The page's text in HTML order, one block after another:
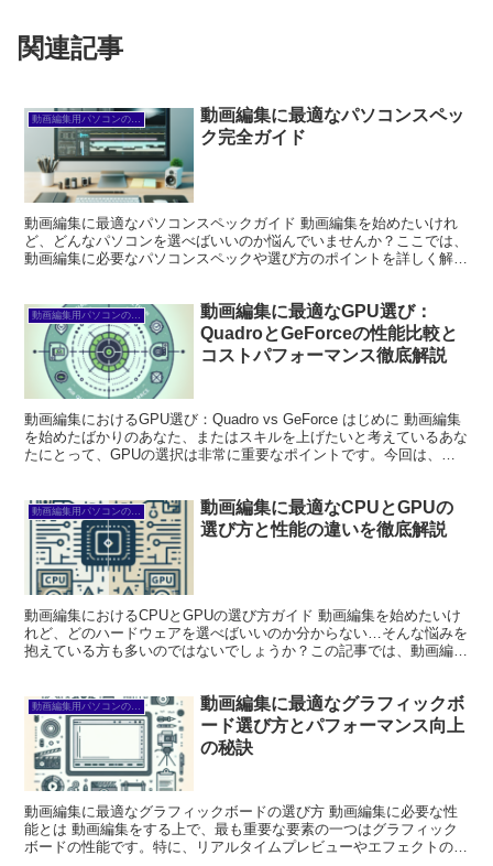
関連記事
動画編集用パソコンの選び方
動画編集に最適なパソコンスペッ
ク完全ガイド
動画編集に最適なパソコンスペックガイド 動画編集を始めたいけれ
ど、どんなパソコンを選べばいいのか悩んでいませんか？ここでは、
動画編集に必要なパソコンスペックや選び方のポイントを詳しく解説
動画編集用パソコンの選び方
動画編集に最適なGPU選び：
QuadroとGeForceの性能比較と
コストパフォーマンス徹底解説
動画編集におけるGPU選び：Quadro vs GeForce はじめに 動画編集
を始めたばかりのあなた、またはスキルを上げたいと考えているあな
たにとって、GPUの選択は非常に重要なポイントです。今回は、プ
動画編集用パソコンの選び方
動画編集に最適なCPUとGPUの
選び方と性能の違いを徹底解説
動画編集におけるCPUとGPUの選び方ガイド 動画編集を始めたいけ
れど、どのハードウェアを選べばいいのか分からない…そんな悩みを
抱えている方も多いのではないでしょうか？この記事では、動画編集
動画編集用パソコンの選び方
動画編集に最適なグラフィックボ
ード選び方とパフォーマンス向上
の秘訣
動画編集に最適なグラフィックボードの選び方 動画編集に必要な性
能とは 動画編集をする上で、最も重要な要素の一つはグラフィック
ボードの性能です。特に、リアルタイムプレビューやエフェクトの適